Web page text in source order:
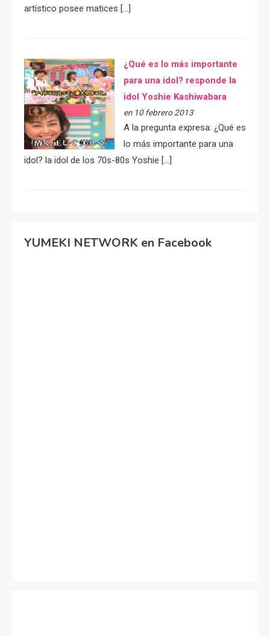
artístico posee matices […]
¿Qué es lo más importante
para una idol? responde la
idol Yoshie Kashiwabara
en 10 febrero 2013
A la pregunta expresa: ¿Qué es
lo más importante para una
idol? la idol de los 70s-80s Yoshie […]
YUMEKI NETWORK en Facebook